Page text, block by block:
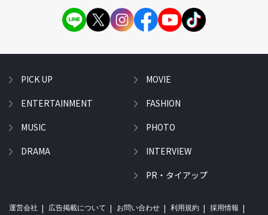
PICK UP
ENTERTAINMENT
MUSIC
DRAMA
MOVIE
FASHION
PHOTO
INTERVIEW
PR・タイアップ
運営会社 広告掲載について お問い合わせ 利用規約 採用情報